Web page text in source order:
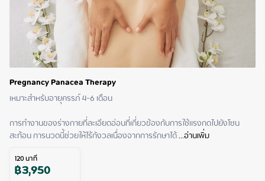
Pregnancy Panacea Therapy
เหมาะสำหรับอายุครรภ์ 4-6 เดือน
การทำงานของร่างกายที่ละเอียดอ่อนที่เกี่ยวข้องกับการใช้แรงกดไปยังโซน
สะท้อน การนวดนี้ช่วยให้ไร้กังวลเนื่องจากการรักษาได้ ...อ่านเพิ่ม
120นาที
฿3,950